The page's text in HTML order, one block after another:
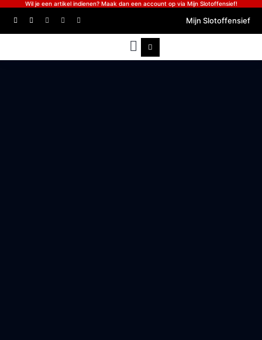
Wil je een artikel indienen? Maak dan een account op via Mijn Slotoffensief!
Mijn Slotoffensief